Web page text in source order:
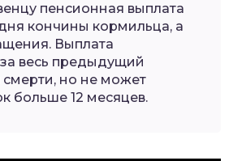
пенсионная выплата
кончины кормильца, а
Выплата
весь предыдущий
но не может
больше 12 месяцев.